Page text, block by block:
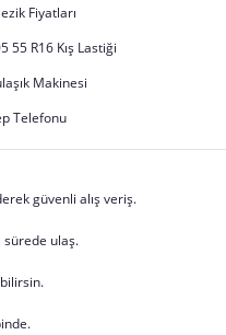
Fiyatları
55 R16 Kış Lastiği
Makinesi
Telefonu
güvenli alış veriş.
sürede ulaş.